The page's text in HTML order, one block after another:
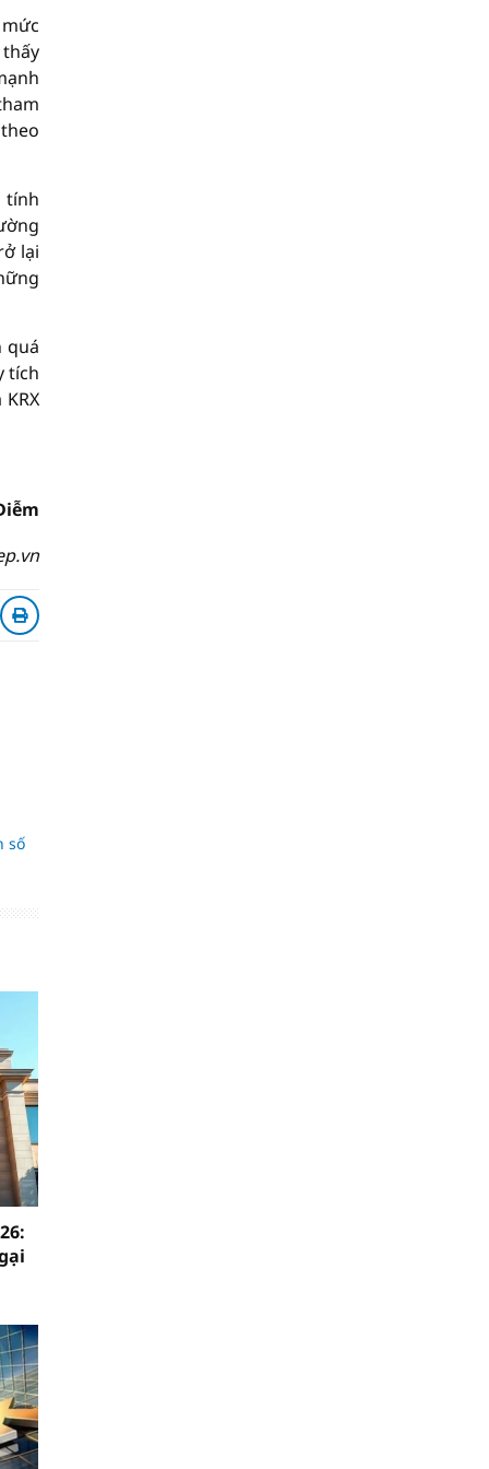
tính
lại
quá
tích
số